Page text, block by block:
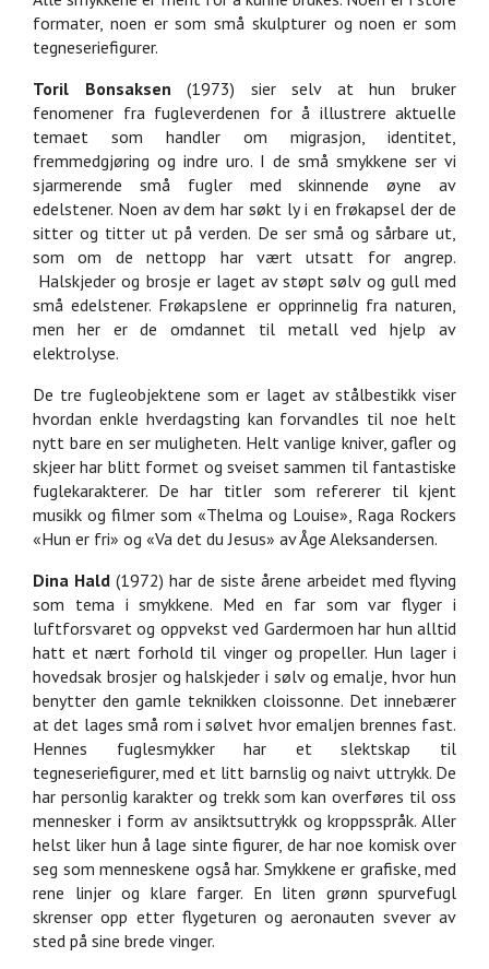
formater, noen er som små skulpturer og noen er som
tegneseriefigurer.
Toril Bonsaksen (1973) sier selv at hun bruker
fenomener fra fugleverdenen for å illustrere aktuelle
temaet som handler om migrasjon, identitet,
fremmedgjøring og indre uro. I de små smykkene ser vi
sjarmerende små fugler med skinnende øyne av
edelstener. Noen av dem har søkt ly i en frøkapsel der de
sitter og titter ut på verden. De ser små og sårbare ut,
som om de nettopp har vært utsatt for angrep.
Halskjeder og brosje er laget av støpt sølv og gull med
små edelstener. Frøkapslene er opprinnelig fra naturen,
men her er de omdannet til metall ved hjelp av
elektrolyse.
De tre fugleobjektene som er laget av stålbestikk viser
hvordan enkle hverdagsting kan forvandles til noe helt
nytt bare en ser muligheten. Helt vanlige kniver, gafler og
skjeer har blitt formet og sveiset sammen til fantastiske
fuglekarakterer. De har titler som refererer til kjent
musikk og filmer som «Thelma og Louise», Raga Rockers
«Hun er fri» og «Va det du Jesus» av Åge Aleksandersen.
Dina Hald (1972) har de siste årene arbeidet med flyving
som tema i smykkene. Med en far som var flyger i
luftforsvaret og oppvekst ved Gardermoen har hun alltid
hatt et nært forhold til vinger og propeller. Hun lager i
hovedsak brosjer og halskjeder i sølv og emalje, hvor hun
benytter den gamle teknikken cloissonne. Det innebærer
at det lages små rom i sølvet hvor emaljen brennes fast.
Hennes fuglesmykker har et slektskap til
tegneseriefigurer, med et litt barnslig og naivt uttrykk. De
har personlig karakter og trekk som kan overføres til oss
mennesker i form av ansiktsuttrykk og kroppsspråk. Aller
helst liker hun å lage sinte figurer, de har noe komisk over
seg som menneskene også har. Smykkene er grafiske, med
rene linjer og klare farger. En liten grønn spurvefugl
skrenser opp etter flygeturen og aeronauten svever av
sted på sine brede vinger.